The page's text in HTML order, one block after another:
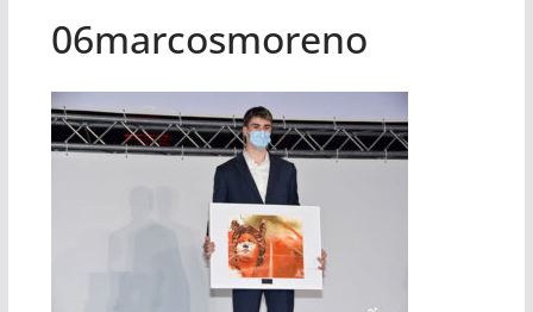
06marcosmoreno